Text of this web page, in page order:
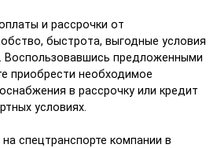
и рассрочки от
быстрота, выгодные условия
Воспользовавшись предложенными
приобрести необходимое
в рассрочку или кредит
условиях.
спецтранспорте компании в